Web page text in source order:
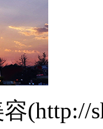
容